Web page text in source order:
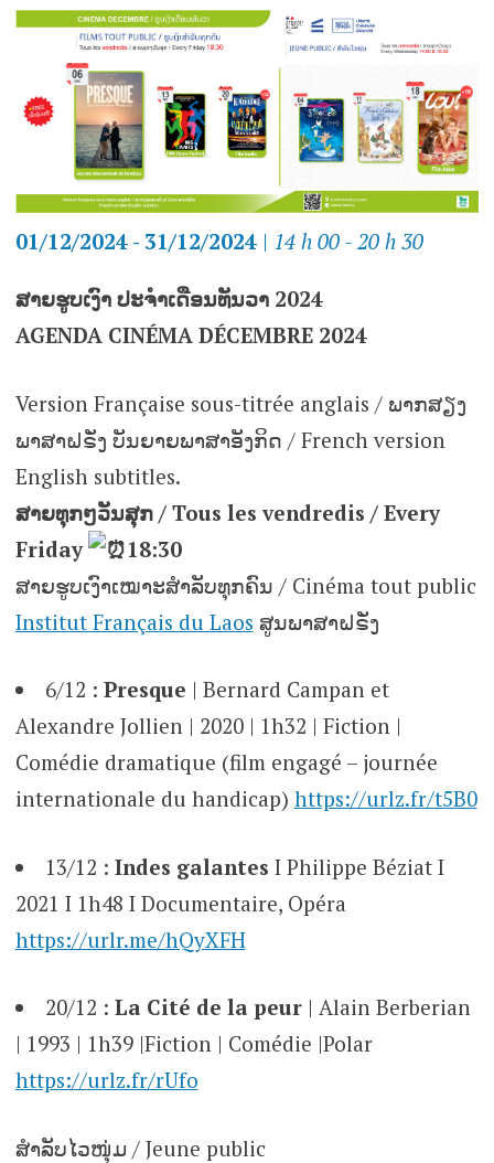
01/12/2024 - 31/12/2024| 14 h 00 - 20 h 30
ສາຍຮູບເງົາ ປະຈຳເດືອນທັນວາ 2024
AGENDA CINÉMA DÉCEMBRE 2024
Version Française sous-titrée anglais / ພາກສຽງ
ພາສາຝຣັ່ງ ບັນຍາຍພາສາອັງກິດ / French version
English subtitles.
ສາຍທຸກໆວັນສຸກ / Tous les vendredis / Every
Friday
18:30
ສາຍຮູບເງົາເໝາະສຳລັບທຸກຄົນ / Cinéma tout public
Institut Français du Laos ສູນພາສາຝຣັ່ງ
6/12 : Presque | Bernard Campan et
Alexandre Jollien | 2020 | 1h32 | Fiction |
Comédie dramatique (film engagé – journée
internationale du handicap) https://urlz.fr/t5B0
13/12 : Indes galantes I Philippe Béziat I
2021 I 1h48 I Documentaire, Opéra
https://urlr.me/hQyXFH
20/12 : La Cité de la peur| Alain Berberian
| 1993 | 1h39 |Fiction | Comédie |Polar
https://urlz.fr/rUfo
ສຳລັບໄວໜຸ່ມ / Jeune public